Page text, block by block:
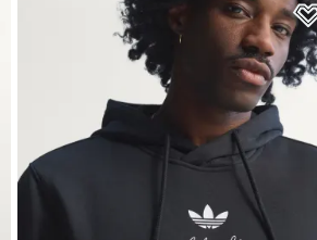
Dodaj do listy życzeń